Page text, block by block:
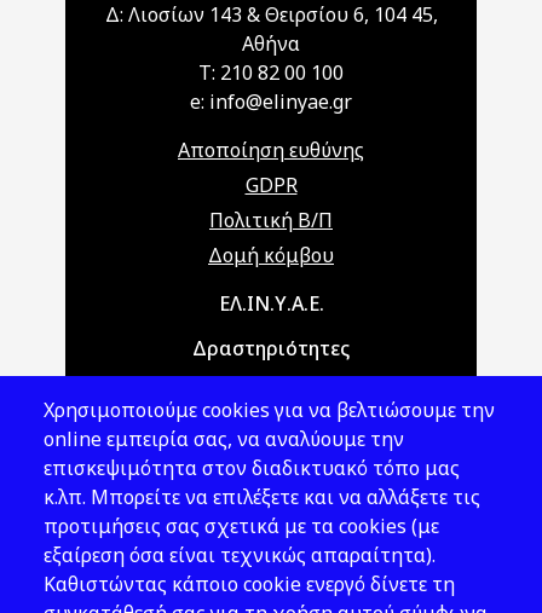
Δ: Λιοσίων 143 & Θειρσίου 6, 104 45,
Αθήνα
T: 210 82 00 100
e: info@elinyae.gr
Αποποίηση ευθύνης
GDPR
Πολιτική Β/Π
Δομή κόμβου
Main navigationΕΛ.ΙΝ.Υ.Α.Ε.
Δραστηριότητες
Νομοθεσία
Εκδόσεις
Νέα - Εκδηλώσεις
Ακολουθήστε μας
Χρησιμοποιούμε cookies για να βελτιώσουμε την
online εμπειρία σας, να αναλύουμε την
επισκεψιμότητα στον διαδικτυακό τόπο μας
κ.λπ. Μπορείτε να επιλέξετε και να αλλάξετε τις
προτιμήσεις σας σχετικά με τα cookies (με
εξαίρεση όσα είναι τεχνικώς απαραίτητα).
Καθιστώντας κάποιο cookie ενεργό δίνετε τη